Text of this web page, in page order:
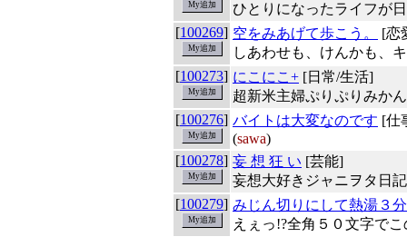
ひとりになったライフが
[100269] 空をみあげて歩こう。
[恋
しあわせも、けんかも、
[100273] にこにこ+ [日常/生活]
超新米主婦ぷりぷりみか
[100276] バイトは大変なのです [仕
(sawa)
[100278] 妄 想 狂 い [芸能]
妄想大好きジャニヲタ日
[100279] みじん切りにして熱湯３分
えぇっ!?全角５０文字で